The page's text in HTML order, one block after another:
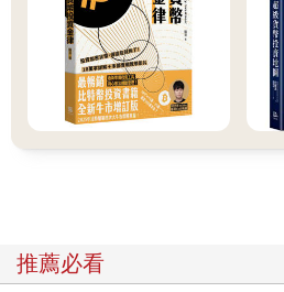
袋決定口袋
比爾蓋玆：拿走我所有的財富，把我
那怕只要一個商隊經過，我都會再次
有一個千萬富翁每天在公司裡忙進忙
個，每天忙得要死，再怎麼賺還是只
萬富翁打打高爾夫球、喝喝茶、聊聊
翁覺得很驚訝，為什麼這樣就可以成
推薦必看